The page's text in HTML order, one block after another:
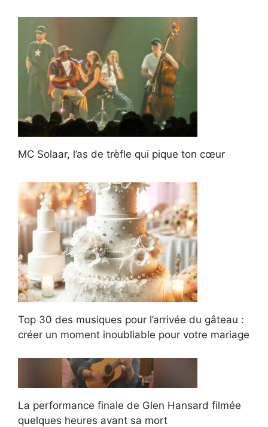
MC Solaar, l’as de trèfle qui pique ton cœur
Top 30 des musiques pour l’arrivée du gâteau :
créer un moment inoubliable pour votre mariage
La performance finale de Glen Hansard filmée
quelques heures avant sa mort